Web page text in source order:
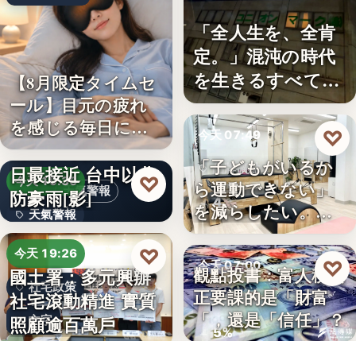
【8月限定タイムセ
ール】目元の疲れ
を感じる毎日に。3
段階…
天氣警報
今天 19:36
天氣警報
文字
颱風白海豚8日及9
日最接近 台中以北
防豪雨[影]
♡
今天 19:26
社宅政策
文字
國土署：多元興辦
社宅滾動精進 實質
照顧逾百萬戶
♡
「全人生を、全肯
定。」混沌の時代
を生きるすべての
人へ贈る…
今天 07:49
品牌擴點
4
「子どもがいるか
ら運動できない」
を減らしたい。埼
玉県戸田…
♡
今天 07:00
財經評論
5%
觀點投書：富人稅真
正要課的是「財富
「，還是「信任」？
♡